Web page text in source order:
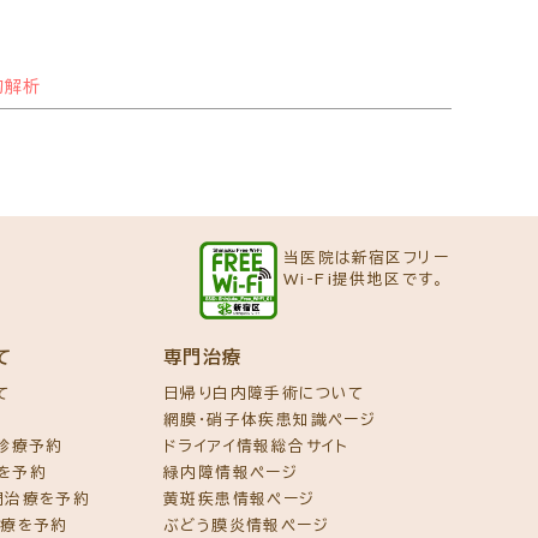
解析
当医院は新宿区フリー
Wi-Fi提供地区です。
療予約
予約
治療を予約
を予約
専門治療
日帰り白内障手術について
網膜・硝子体疾患知識ページ
ドライアイ情報総合サイト
緑内障情報ページ
黄斑疾患情報ページ
ぶどう膜炎情報ページ